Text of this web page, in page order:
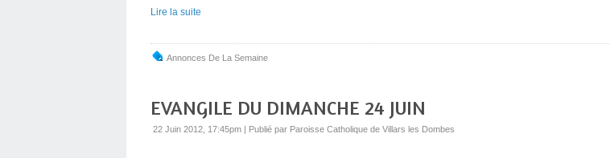
Lire la suite
Annonces De La Semaine
EVANGILE DU DIMANCHE 24 JUIN
22 Juin 2012, 17:45pm | Publié par Paroisse Catholique de Villars les Dombes